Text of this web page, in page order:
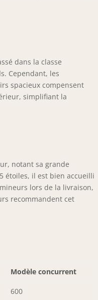
dans la classe
Cependant, les
spacieux compensent
simplifiant la
notant sa grande
étoiles, il est bien accueilli
lors de la livraison,
recommandent cet
Modèle concurrent
600